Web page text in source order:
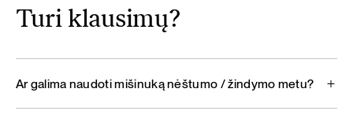
Turi klausimų?
Ar galima naudoti mišinuką nėštumo / žindymo metu?